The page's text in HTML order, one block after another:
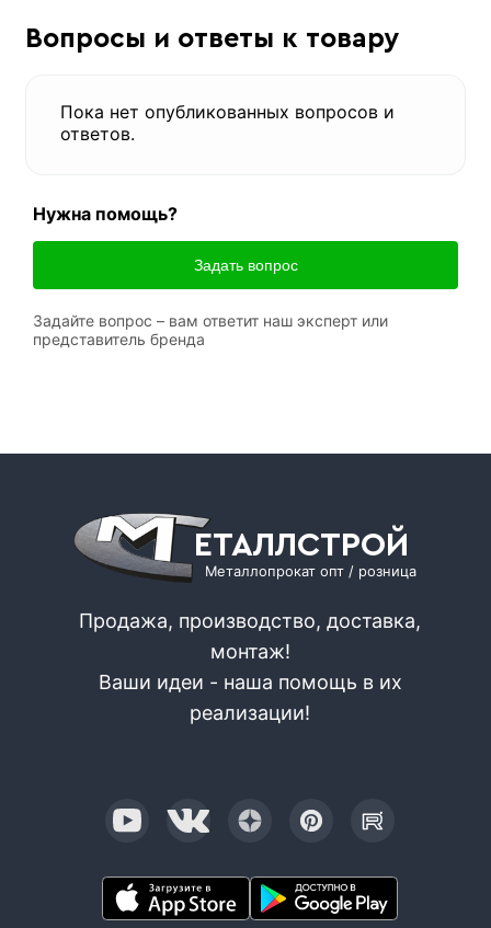
Вопросы и ответы к товару
Пока нет опубликованных вопросов и
ответов.
Нужна помощь?
Задать вопрос
Задайте вопрос – вам ответит наш эксперт или
представитель бренда
ЕТАЛЛСТРОЙ
Металлопрокат опт / розница
Продажа, производство, доставка,
монтаж!
Ваши идеи - наша помощь в их
реализации!